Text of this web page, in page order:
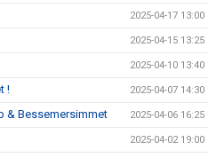
2025-04-17 13:00
2025-04-15 13:25
2025-04-10 13:40
! 2025-04-07 14:30
& Bessemersimmet 2025-04-06 16:25
2025-04-02 19:00